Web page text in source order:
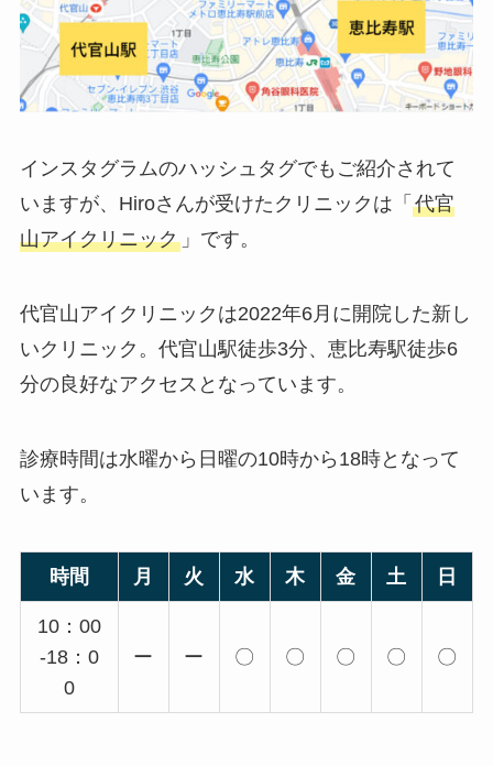
インスタグラムのハッシュタグでもご紹介されて
いますが、Hiroさんが受けたクリニックは「 代官
山アイクリニック」です。
代官山アイクリニックは2022年6月に開院した新し
いクリニック 。代官山駅徒歩3分、恵比寿駅徒歩6
分の良好なアクセスとなっています。
診療時間は水曜から日曜の10時から18時となって
います。
時間 月 火 水 木 金 土 日
10：00
-18：0
0
ー ー 〇 〇 〇 〇 〇